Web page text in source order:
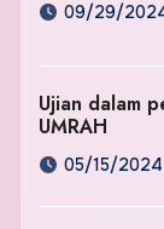
09/29/
Ujian dalam
UMRAH
05/15/2024